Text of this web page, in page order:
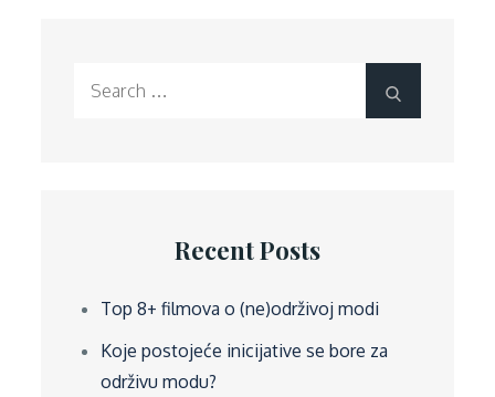
Recent Posts
Top 8+ filmova o (ne)održivoj modi
Koje postojeće inicijative se bore za
održivu modu?